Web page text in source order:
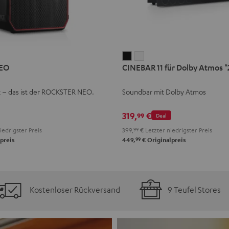
– das ist der ROCKSTER NEO.
Preis
11
Dolby
"2.1-
Set"
Schwarz
11
Dolby
"2.1-
Set"
Weiß
CINEBAR 11 für Dolby Atmos
Soundbar mit Dolby Atmos
Deal
319,99 €
399, 99 € Letzter niedrigster Preis
449,99 € Originalpreis
Kostenloser Rückversand 9 Teufel Stores